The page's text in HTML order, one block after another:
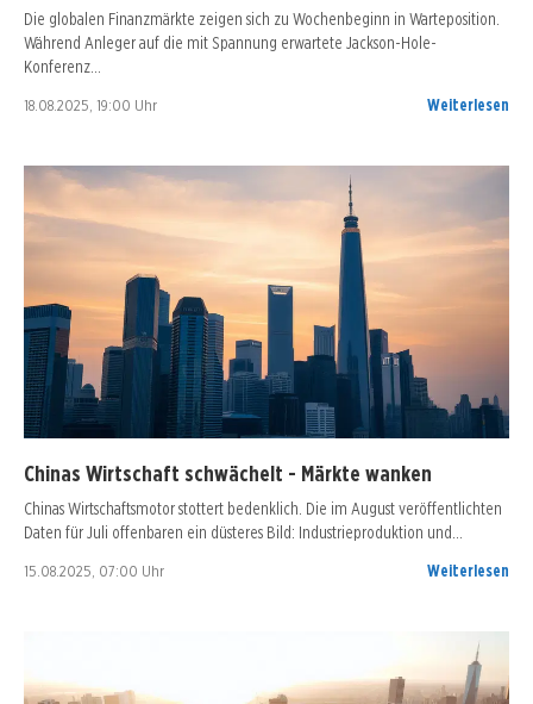
Die globalen Finanzmärkte zeigen sich zu Wochenbeginn in Warteposition.
Während Anleger auf die mit Spannung erwartete Jackson-Hole-
Konferenz…
18.08.2025, 19:00 Uhr Weiterlesen
Chinas Wirtschaft schwächelt - Märkte wanken
Chinas Wirtschaftsmotor stottert bedenklich. Die im August veröffentlichten
Daten für Juli offenbaren ein düsteres Bild: Industrieproduktion und…
15.08.2025, 07:00 Uhr Weiterlesen